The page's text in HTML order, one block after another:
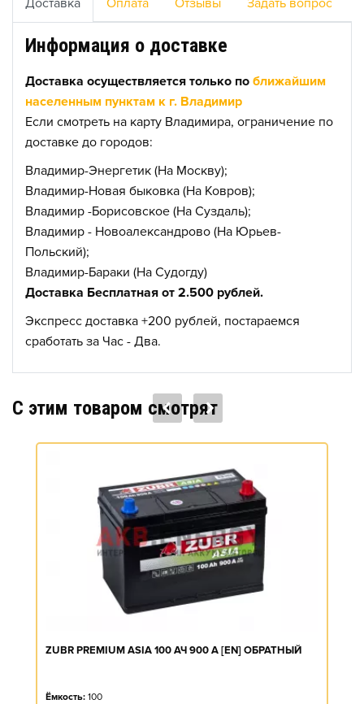
Доставка Оплата Отзывы Задать вопрос
Информация о доставке
Доставка осуществляется только по ближайшим
населенным пунктам к г. Владимир
Если смотреть на карту Владимира, ограничение по
доставке до городов:
Владимир-Энергетик (На Москву);
Владимир-Новая быковка (На Ковров);
Владимир -Борисовское (На Суздаль);
Владимир - Новоалександрово (На Юрьев-
Польский);
Владимир-Бараки (На Судогду)
Доставка Бесплатная от 2.500 рублей.
Экспресс доставка +200 рублей, постараемся
сработать за Час - Два.
C этим товаром смотрят
ZUBR PREMIUM ASIA 100 АЧ 900 А [EN] ОБРАТНЫЙ
Ёмкость: 100